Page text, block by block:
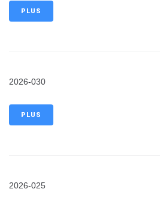
PLUS
2026-030
PLUS
2026-025